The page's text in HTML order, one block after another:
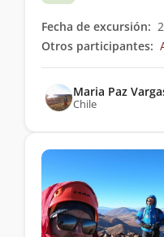
Fecha de excursión:
Otros participantes:
Maria Paz
Chile